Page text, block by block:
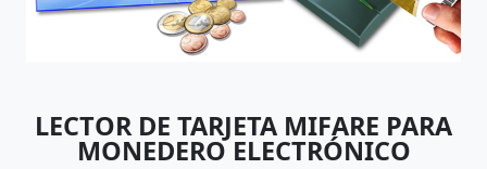
LECTOR DE TARJETA MIFARE PARA
MONEDERO ELECTRÓNICO